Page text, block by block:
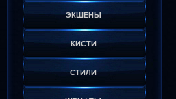
ЭКШЕНЫ
КИСТИ
СТИЛИ